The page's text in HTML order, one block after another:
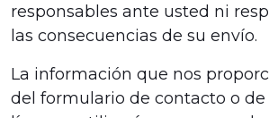
responsables ante usted ni
las consecuencias de su envío.
La información que nos
del formulario de contacto o